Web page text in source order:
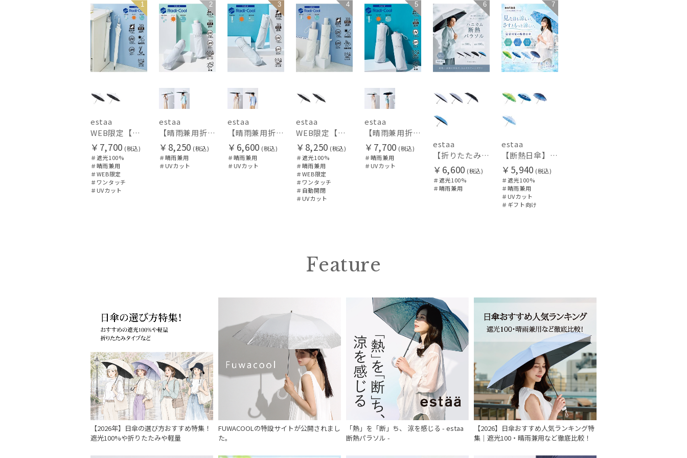
UNISEX
1
estaa
WEB限定【晴雨兼用日傘】エスタ(estaa)REIKYAKUパラソル 55㎝ ラディクール 遮光100 UV100 ボタンジャンプ
￥7,700 (税込)
＃遮光100%
＃晴雨兼用
＃WEB限定
＃ワンタッチ
＃UVカット
2
estaa
【晴雨兼用折りたたみ日傘】エスタ(estaa)REIKYAKUパラソル 大きめ60㎝ 世界初の放射冷却素材ラディクール 遮光100 UV100 耐風
￥8,250 (税込)
＃晴雨兼用
＃UVカット
3
estaa
【晴雨兼用折りたたみ日傘】エスタ(estaa)REIKYAKUパラソル 50㎝ 世界初の放射冷却素材ラディクール 遮光100 UV100
￥6,600 (税込)
＃晴雨兼用
＃UVカット
UNISEX
4
estaa
WEB限定【晴雨兼用自動開閉日傘】エスタ(estaa)REIKYAKUパラソル 55㎝ ラディクール 遮光100 UV100 ワンタッチ開閉
￥8,250 (税込)
＃遮光100%
＃晴雨兼用
＃WEB限定
＃ワンタッチ
＃自動開閉
＃UVカット
5
estaa
【晴雨兼用折りたたみ日傘】エスタ(estaa)REIKYAKUパラソル 54㎝ 世界初の放射冷却素材ラディクール 遮光100 UV100 耐風
￥7,700 (税込)
＃晴雨兼用
＃UVカット
6
estaa
【折りたたみ断熱日傘】エスタ (estaa) ハニカム断熱パラソル 55㎝ 折りたたみ傘 晴雨兼用 遮光100 UV100
￥6,600 (税込)
＃遮光100%
＃晴雨兼用
UNISEX
7
estaa
【断熱日傘】エスタ (estaa) ハニカム断熱パラソル 晴雨兼用 遮光100 UV100
￥5,940 (税込)
＃遮光100%
＃晴雨兼用
＃UVカット
＃ギフト向け
Feature
【2026年】日傘の選び方おすすめ特集！
遮光100%や折りたたみや軽量
FUWACOOLの特設サイトが公開されまし
た。
「熱」を「断」ち、 涼を感じる - estaa
断熱パラソル -
【2026】日傘おすすめ人気ランキング特
集｜遮光100・晴雨兼用など徹底比較！